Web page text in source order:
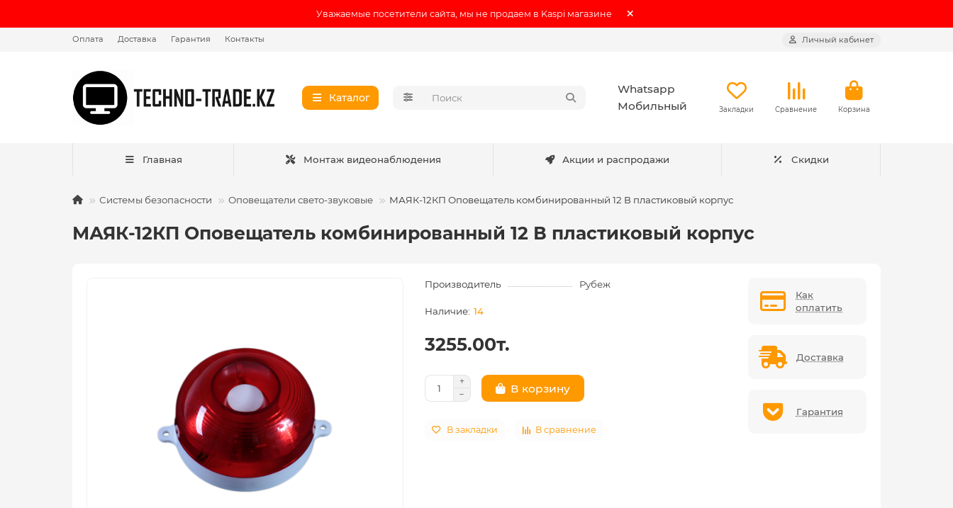
Уважаемые посетители сайта, мы не продаем в Kaspi магазине
Оплата Доставка Гарантия Контакты Личный кабинет
Каталог
Whatsapp
Мобильный
Закладки Сравнение Корзина
Главная Монтаж видеонаблюдения Акции и распродажи Скидки
Системы безопасности Оповещатели свето-звуковые МАЯК-12КП Оповещатель комбинированный 12 В пластиковый корпус
МАЯК-12КП Оповещатель комбинированный 12 В пластиковый корпус
Производитель Рубеж
14
3255.00т.
В корзину
В закладки В сравнение
Как
оплатить
Доставка
Гарантия